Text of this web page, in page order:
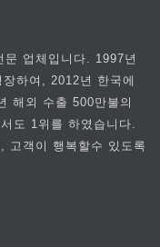
업체입니다. 1997년
하여, 2012년 한국에
해외 수출 500만불의
도 1위를 하였습니다.
고객이 행복할수 있도록